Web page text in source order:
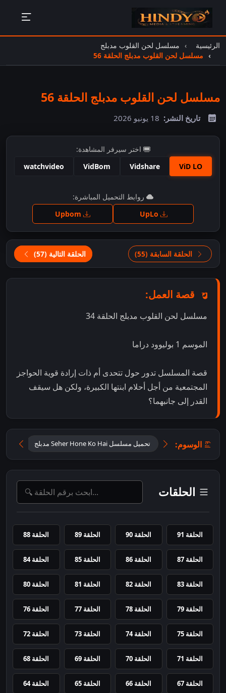
الرئيسية
مسلسل لحن القلوب مدبلج
مسلسل لحن القلوب مدبلج الحلقة 56
مسلسل لحن القلوب مدبلج الحلقة 56
تاريخ النشر: 18 يونيو 2026
اختر سيرفر المشاهدة:
ViD LO
Vidshare
VidBom
watchvideo
اضغط للمشاهدة
روابط التحميل المباشرة:
الحلقة السابقة (55) الحلقة التالية (57)
قصة العمل:
مسلسل لحن القلوب مدبلج الحلقة 34
الموسم 1 بوليوود دراما
قصة المسلسل تدور حول تتحدى أم ذات إرادة قوية الحواجز
المجتمعية من أجل أحلام ابنتها الكبيرة، ولكن هل سيقف
القدر إلى جانبهما؟
الوسوم: تحميل مسلسل Seher Hone Ko Hai مدبلج
الحلقات
الحلقة 91 الحلقة 90 الحلقة 89 الحلقة 88
الحلقة 87 الحلقة 86 الحلقة 85 الحلقة 84
الحلقة 83 الحلقة 82 الحلقة 81 الحلقة 80
الحلقة 79 الحلقة 78 الحلقة 77 الحلقة 76
الحلقة 75 الحلقة 74 الحلقة 73 الحلقة 72
الحلقة 71 الحلقة 70 الحلقة 69 الحلقة 68
الحلقة 67 الحلقة 66 الحلقة 65 الحلقة 64